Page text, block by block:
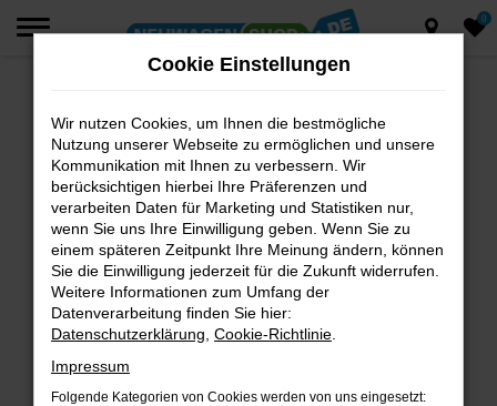
Zum
0
Fehler: Network Error
Beim Laden ist ein Fehler aufgetreten.
Hier sind ein paar Tipps, die dir helfen können:
Überprüfe deine Firewall und deine
Internetverbindung.
Laden andere Webseiten, zum Beispiel deine
Suchmaschine?
Prüfe deine Browsererweiterungen.
Manche Erweiterungen, wie Werbeblocker,
können das Laden bestimmter Seiten
Cookie Einstellungen
Wir nutzen Cookies, um Ihnen die bestmögliche
Nutzung unserer Webseite zu ermöglichen und unsere
Kommunikation mit Ihnen zu verbessern. Wir
berücksichtigen hierbei Ihre Präferenzen und
verarbeiten Daten für Marketing und Statistiken nur,
wenn Sie uns Ihre Einwilligung geben. Wenn Sie zu
einem späteren Zeitpunkt Ihre Meinung ändern, können
Sie die Einwilligung jederzeit für die Zukunft widerrufen.
Weitere Informationen zum Umfang der
Datenverarbeitung finden Sie hier:
Datenschutzerklärung Cookie-Richtlinie
Impressum
Folgende Kategorien von Cookies werden von uns eingesetzt: